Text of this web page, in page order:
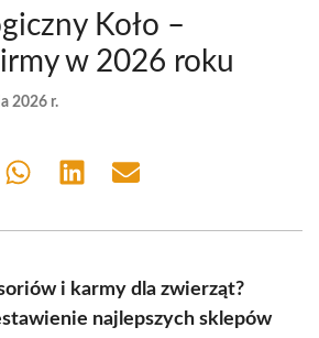
Koło –
w 2026 roku
2026 r.
Share Share Share
i karmy dla zwierząt?
najlepszych sklepów